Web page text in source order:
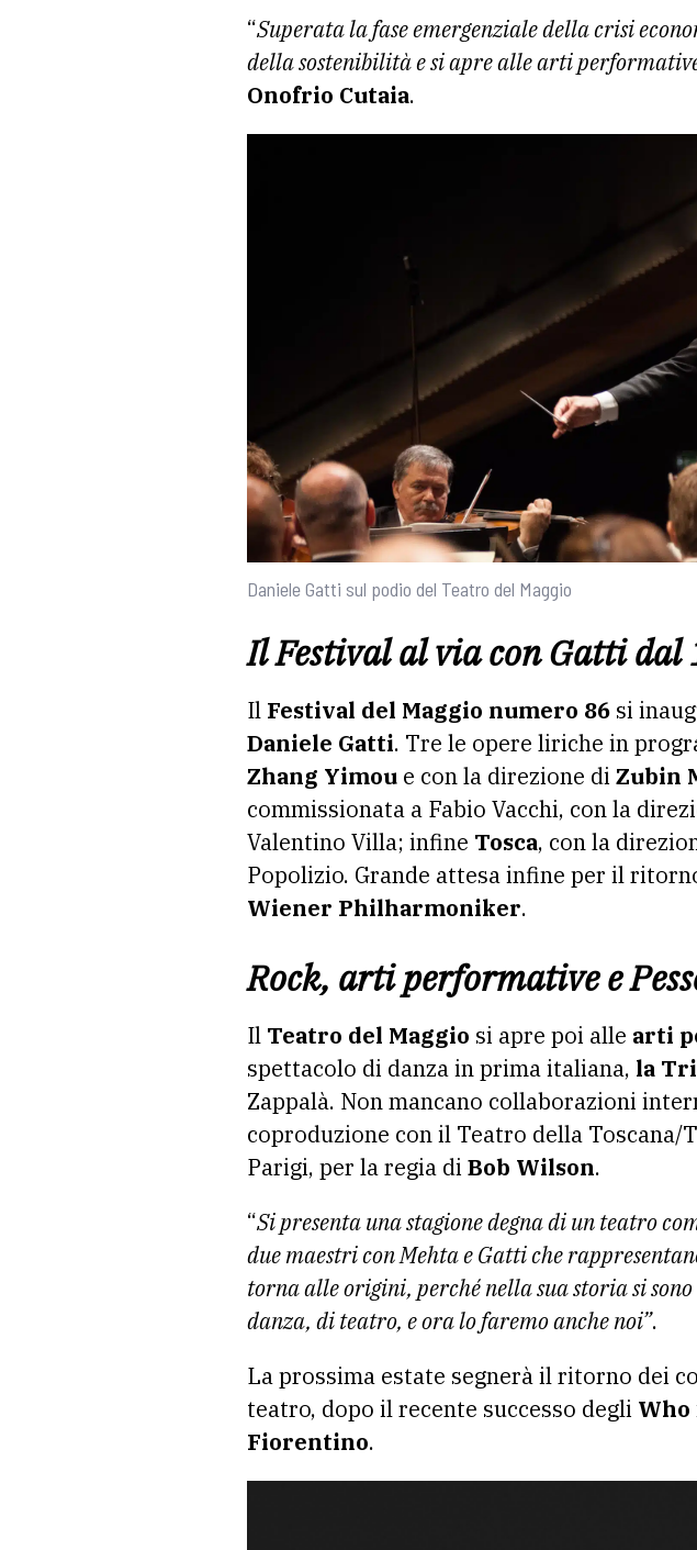
“Superata la fase emergenziale della crisi
della sostenibilità e si apre alle arti
Onofrio Cutaia.
Daniele Gatti sul podio del Teatro del Maggio
Il Festival al via con Gatti dal
Il Festival del Maggio numero 86 si
Daniele Gatti. Tre le opere liriche in
Zhang Yimou e con la direzione di Zubin
commissionata a Fabio Vacchi, con la
Valentino Villa; infine Tosca, con la
Popolizio. Grande attesa infine per il
Wiener Philharmoniker.
Rock, arti performative e
Il Teatro del Maggio si apre poi alle arti
spettacolo di danza in prima italiana, la
Zappalà. Non mancano collaborazioni
coproduzione con il Teatro della
Parigi, per la regia di Bob Wilson.
“Si presenta una stagione degna di un teatro
due maestri con Mehta e Gatti che
torna alle origini, perché nella sua storia si
danza, di teatro, e ora lo faremo anche noi”.
La prossima estate segnerà il ritorno dei
teatro, dopo il recente successo degli Who
Fiorentino.